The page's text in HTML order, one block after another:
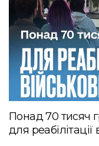
Понад 70 тисяч
для реабілітації